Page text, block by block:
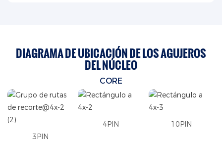
DIAGRAMA DE UBICACIÓN DE LOS AGUJEROS
DEL NÚCLEO
CORE
3PIN
4PIN 10PIN